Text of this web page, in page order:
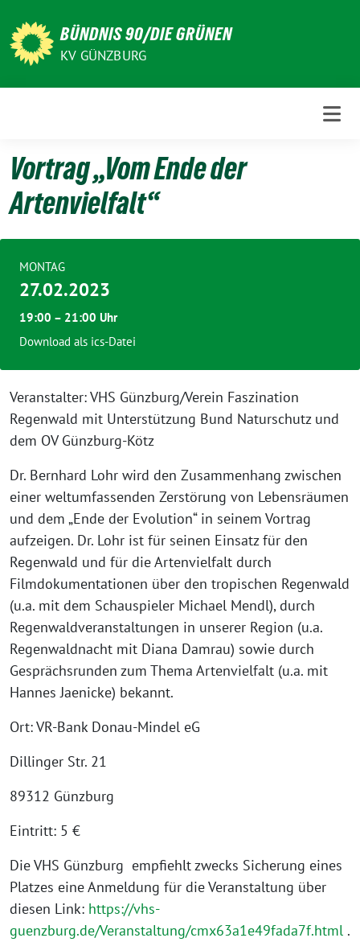
zum
Inhalt
BÜNDNIS 90/DIE GRÜNEN
KV GÜNZBURG
Vortrag „Vom Ende der
Artenvielfalt“
Veranstalter: VHS Günzburg/Verein Faszination
Regenwald mit Unterstützung Bund Naturschutz und
dem OV Günzburg-Kötz
Dr. Bernhard Lohr wird den Zusammenhang zwischen
einer weltumfassenden Zerstörung von Lebensräumen
und dem „Ende der Evolution“ in seinem Vortrag
aufzeigen. Dr. Lohr ist für seinen Einsatz für den
Regenwald und für die Artenvielfalt durch
Filmdokumentationen über den tropischen Regenwald
(u.a. mit dem Schauspieler Michael Mendl), durch
Regenwaldveranstaltungen in unserer Region (u.a.
Regenwaldnacht mit Diana Damrau) sowie durch
Gesprächsrunden zum Thema Artenvielfalt (u.a. mit
Hannes Jaenicke) bekannt.
Ort: VR-Bank Donau-Mindel eG
Dillinger Str. 21
89312 Günzburg
Eintritt: 5 €
Die VHS Günzburg empfiehlt zwecks Sicherung eines
Platzes eine Anmeldung für die Veranstaltung über
diesen Link: https://vhs-
guenzburg.de/Veranstaltung/cmx63a1e49fada7f.html .
MONTAG
27.02.2023
19:00 – 21:00 Uhr
Download als ics-Datei